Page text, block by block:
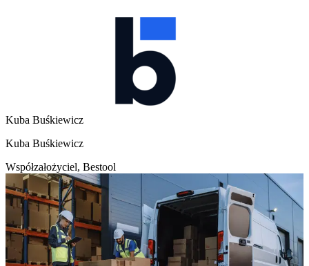
Kuba Buśkiewicz
Kuba Buśkiewicz
Współzałożyciel, Bestool